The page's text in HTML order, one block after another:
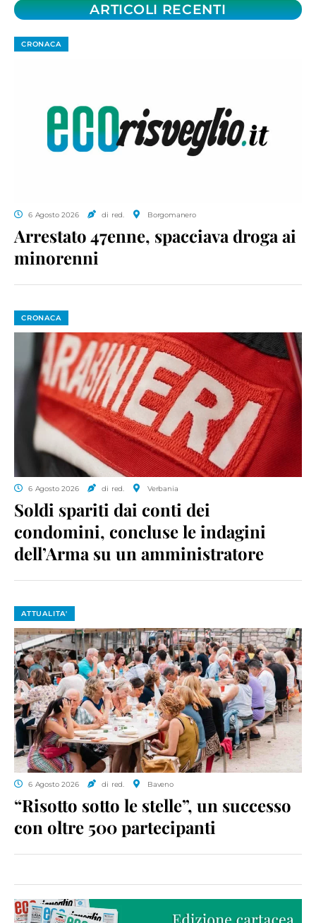
ARTICOLI RECENTI
CRONACA
6 Agosto 2026 di red. Borgomanero
Arrestato 47enne, spacciava droga ai
minorenni
CRONACA
6 Agosto 2026 di red. Verbania
Soldi spariti dai conti dei
condomini, concluse le indagini
dell’Arma su un amministratore
ATTUALITA'
6 Agosto 2026 di red. Baveno
“Risotto sotto le stelle”, un successo
con oltre 500 partecipanti